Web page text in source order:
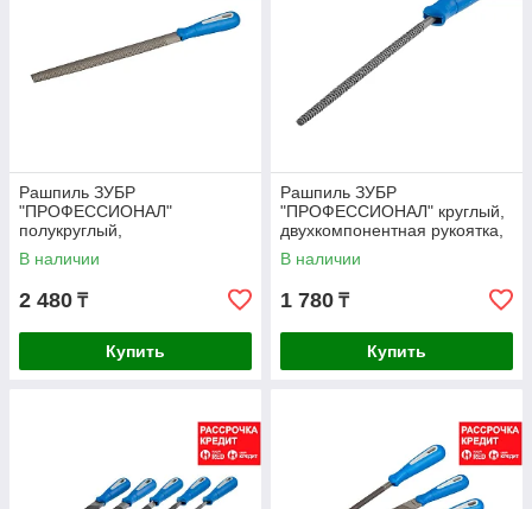
Рашпиль ЗУБР
"ПРОФЕССИОНАЛ"
полукруглый,
двухкомпонентная рукоятка,
№2, 200мм (16642-20-2)
В наличии
2 480 ₸
Купить
Рашпиль ЗУБР
"ПРОФЕССИОНАЛ" круглый,
двухкомпонентная рукоятка,
№2, 200мм (16645-20-2)
В наличии
1 780 ₸
Купить